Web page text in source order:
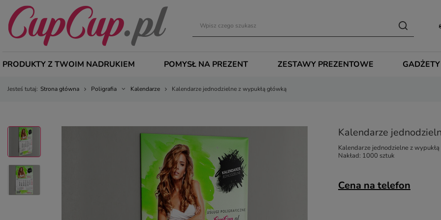
PRODUKTY Z TWOIM NADRUKIEM POMYSŁ NA PREZENT ZESTAWY PREZENTOWE
Jesteś tutaj: Strona główna Poligrafia Kalendarze Kalendarze jednodzielne z wypukłą główką
Kalendarze
Kalendarze jednodzielne z
Nakład: 1000 sztuk
Cena na telefon